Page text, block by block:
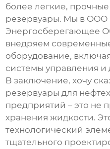
более легкие,
резервуары. Мы в ООО
Энергосберегающее
внедряем
оборудование,
системы управления и
В заключение, хочу
резервуары для
предприятий – это не
хранения жидкости.
технологический
тщательного